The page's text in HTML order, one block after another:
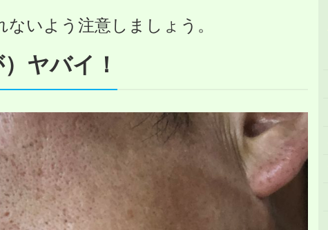
いよう注意しましょう。
ヤバイ！